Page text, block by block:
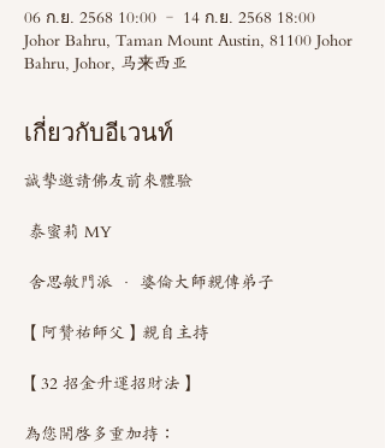
06 ก.ย. 2568 10:00 – 14 ก.ย. 2568 18:00
Johor Bahru, Taman Mount Austin, 81100 Johor
Bahru, Johor, 马来西亚
เกี่ยวกับอีเวนท์
誠摯邀請佛友前來體驗
泰蜜莉 MY
舍思敏門派 · 婆倫大師親傳弟子
【阿贊祐師父】親自主持
【32 招金升運招財法】
為您開啟多重加持：